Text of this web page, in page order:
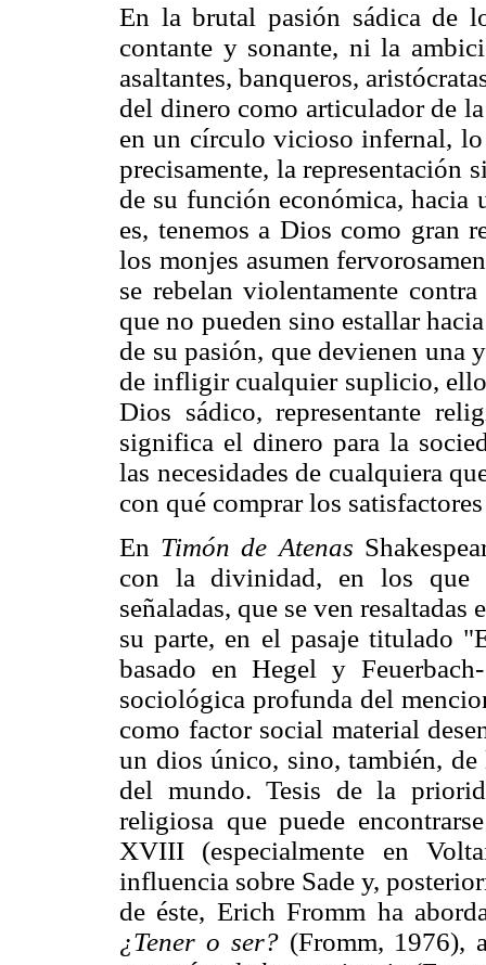
En la brutal pasión sádica de
contante y sonante, ni la
asaltantes, banqueros,
del dinero como articulador de
en un círculo vicioso infernal, lo
precisamente, la representación
de su función económica, hacia
es, tenemos a Dios como gran
los monjes asumen
se rebelan violentamente
que no pueden sino estallar
de su pasión, que devienen una
de infligir cualquier suplicio,
Dios sádico, representante
significa el dinero para la
las necesidades de cualquiera
con qué comprar los
En Timón de Atenas
con la divinidad, en los que
señaladas, que se ven
su parte, en el pasaje titulado
basado en Hegel y
sociológica profunda del
como factor social material
un dios único, sino, también, de
del mundo. Tesis de la
religiosa que puede
XVIII (especialmente en
influencia sobre Sade y,
de éste, Erich Fromm ha
¿Tener o ser?(Fromm, 1976),